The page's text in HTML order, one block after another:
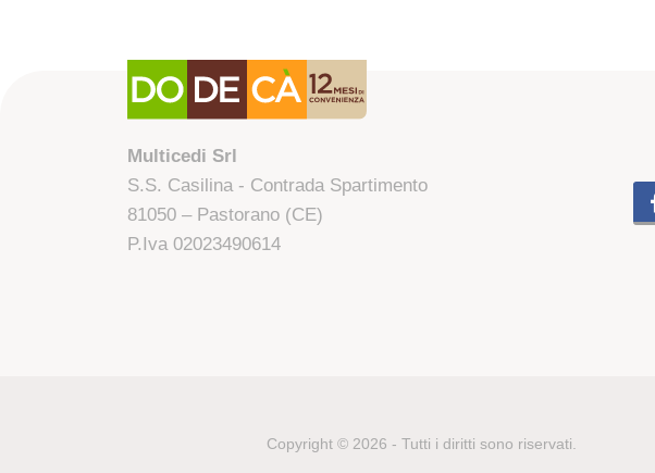
Multicedi Srl
S.S. Casilina - Contrada Spartimento
81050 – Pastorano (CE)
P.Iva 02023490614
Copyright © 2026 - Tutti i diritti sono riservati.